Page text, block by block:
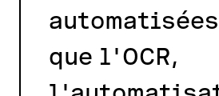
que l'OCR,